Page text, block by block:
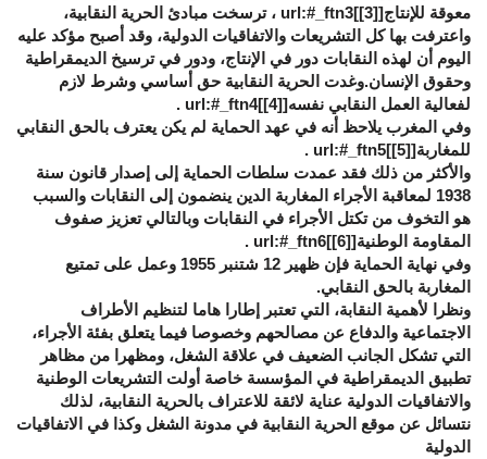
معوقة للإنتاج[[3]
]url:#_ftn3 ، ترسخت مبادئ الحرية النقابية،
واعترفت بها كل التشريعات والاتفاقيات الدولية، وقد أصبح مؤكد عليه
اليوم أن لهذه النقابات دور في الإنتاج، ودور في ترسيخ الديمقراطية
وحقوق الإنسان.وغدت الحرية النقابية حق أساسي وشرط لازم
لفعالية العمل النقابي نفسه[[4]
]url:#_ftn4 .
وفي المغرب يلاحظ أنه في عهد الحماية لم يكن يعترف بالحق النقابي
للمغاربة[[5]
]url:#_ftn5 .
والأكثر من ذلك فقد عمدت سلطات الحماية إلى إصدار قانون سنة
1938 لمعاقبة الأجراء المغاربة الدين ينضمون إلى النقابات والسبب
هو التخوف من تكتل الأجراء في النقابات وبالتالي تعزيز صفوف
المقاومة الوطنية[[6]
]url:#_ftn6 .
وفي نهاية الحماية فإن ظهير 12 شتنبر 1955 وعمل على تمتيع
المغاربة بالحق النقابي.
ونظرا لأهمية النقابة، التي تعتبر إطارا هاما لتنظيم الأطراف
الاجتماعية والدفاع عن مصالحهم وخصوصا فيما يتعلق بفئة الأجراء،
التي تشكل الجانب الضعيف في علاقة الشغل، ومظهرا من مظاهر
تطبيق الديمقراطية في المؤسسة خاصة أولت التشريعات الوطنية
والاتفاقيات الدولية عناية لائقة للاعتراف بالحرية النقابية، لذلك
نتسائل عن موقع الحرية النقابية في مدونة الشغل وكذا في الاتفاقيات
الدولية